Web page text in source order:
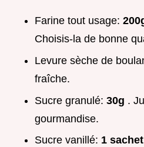
Farine tout usage:
Choisis-la de bonne
Levure sèche de
fraîche.
Sucre granulé: 30g .
gourmandise.
Sucre vanillé: 1 sachet